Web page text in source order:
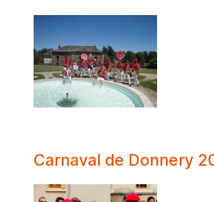
Carnaval de Donnery